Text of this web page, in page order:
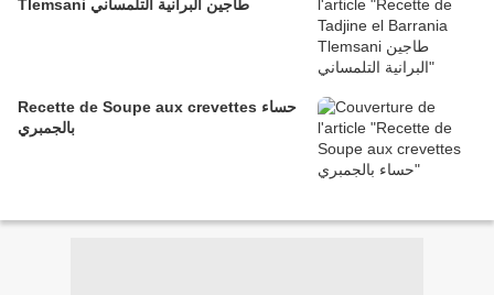
Tlemsani ​​​​​​​طاجين البرانية التلمساني
Recette de Soupe aux crevettes حساء
بالجمبري